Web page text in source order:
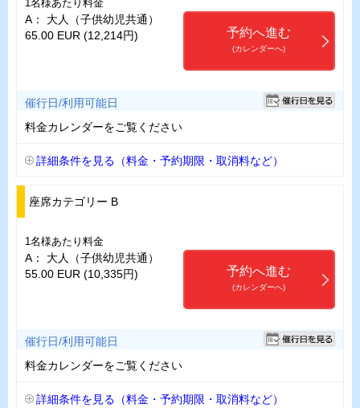
1名様あたり料金
A： 大人（子供幼児共通）
65.00 EUR (12,214円)
予約へ進む
(カレンダーへ)
催行日/利用可能日
料金カレンダーをご覧ください
詳細条件を見る（料金・予約期限・取消料など）
座席カテゴリー B
1名様あたり料金
A： 大人（子供幼児共通）
55.00 EUR (10,335円)
予約へ進む
(カレンダーへ)
催行日/利用可能日
料金カレンダーをご覧ください
詳細条件を見る（料金・予約期限・取消料など）